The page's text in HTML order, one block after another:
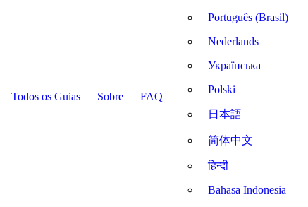
Todos os Guias Sobre FAQ
Português (Brasil)
Nederlands
Українська
Polski
日本語
简体中文
हिन्दी
Bahasa Indonesia